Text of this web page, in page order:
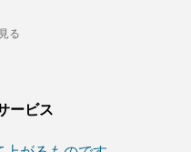
る
ービス